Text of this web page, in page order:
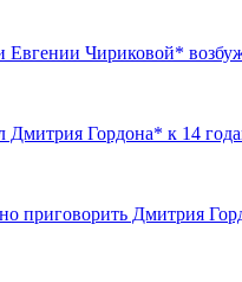
Евгении Чириковой*
Дмитрия Гордона* к 14
приговорить Дмитрия